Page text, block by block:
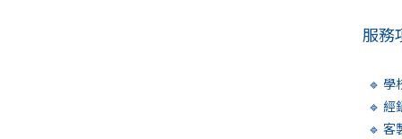
服務
🔹 學
🔹 經
🔹 客